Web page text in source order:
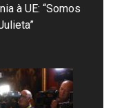
à UE: “Somos